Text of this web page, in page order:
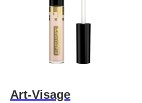
Art-Visage